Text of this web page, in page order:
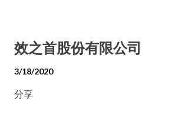
效之首股份有限公司
3/18/2020
分享